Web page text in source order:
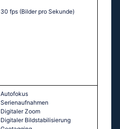
30 fps (Bilder pro Sekunde)
Autofokus
Serienaufnahmen
Digitaler Zoom
Digitaler Bildstabilisierung